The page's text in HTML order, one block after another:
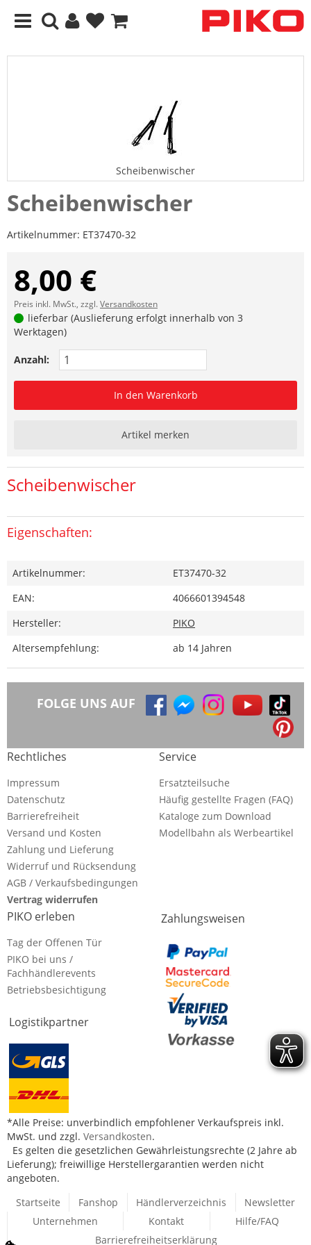
Scheibenwischer
Scheibenwischer
Artikelnummer: ET37470-32
8,00 €
Preis inkl. MwSt., zzgl.Versandkosten
lieferbar (Auslieferung erfolgt innerhalb von 3
Werktagen)
Anzahl:
In den Warenkorb
Artikel merken
Scheibenwischer
Eigenschaften:
Artikelnummer:
ET37470-32
EAN:
4066601394548
Hersteller:
PIKO
Altersempfehlung:
ab 14 Jahren
FOLGE UNS AUF
Rechtliches
Impressum
Datenschutz
Barrierefreiheit
Versand und Kosten
Zahlung und Lieferung
Widerruf und Rücksendung
AGB / Verkaufsbedingungen
Vertrag widerrufen
Service
Ersatzteilsuche
Häufig gestellte Fragen (FAQ)
Kataloge zum Download
Modellbahn als Werbeartikel
PIKO erleben
Tag der Offenen Tür
PIKO bei uns /
Fachhändlerevents
Betriebsbesichtigung
Logistikpartner
Zahlungsweisen
*Alle Preise: unverbindlich empfohlener Verkaufspreis inkl.
MwSt. und zzgl. Versandkosten.
Es gelten die gesetzlichen Gewährleistungsrechte (2 Jahre ab
Lieferung); freiwillige Herstellergarantien werden nicht
angeboten.
Startseite
Fanshop Händlerverzeichnis
Newsletter
Unternehmen
Kontakt
Hilfe/FAQ
Barrierefreiheitserklärung